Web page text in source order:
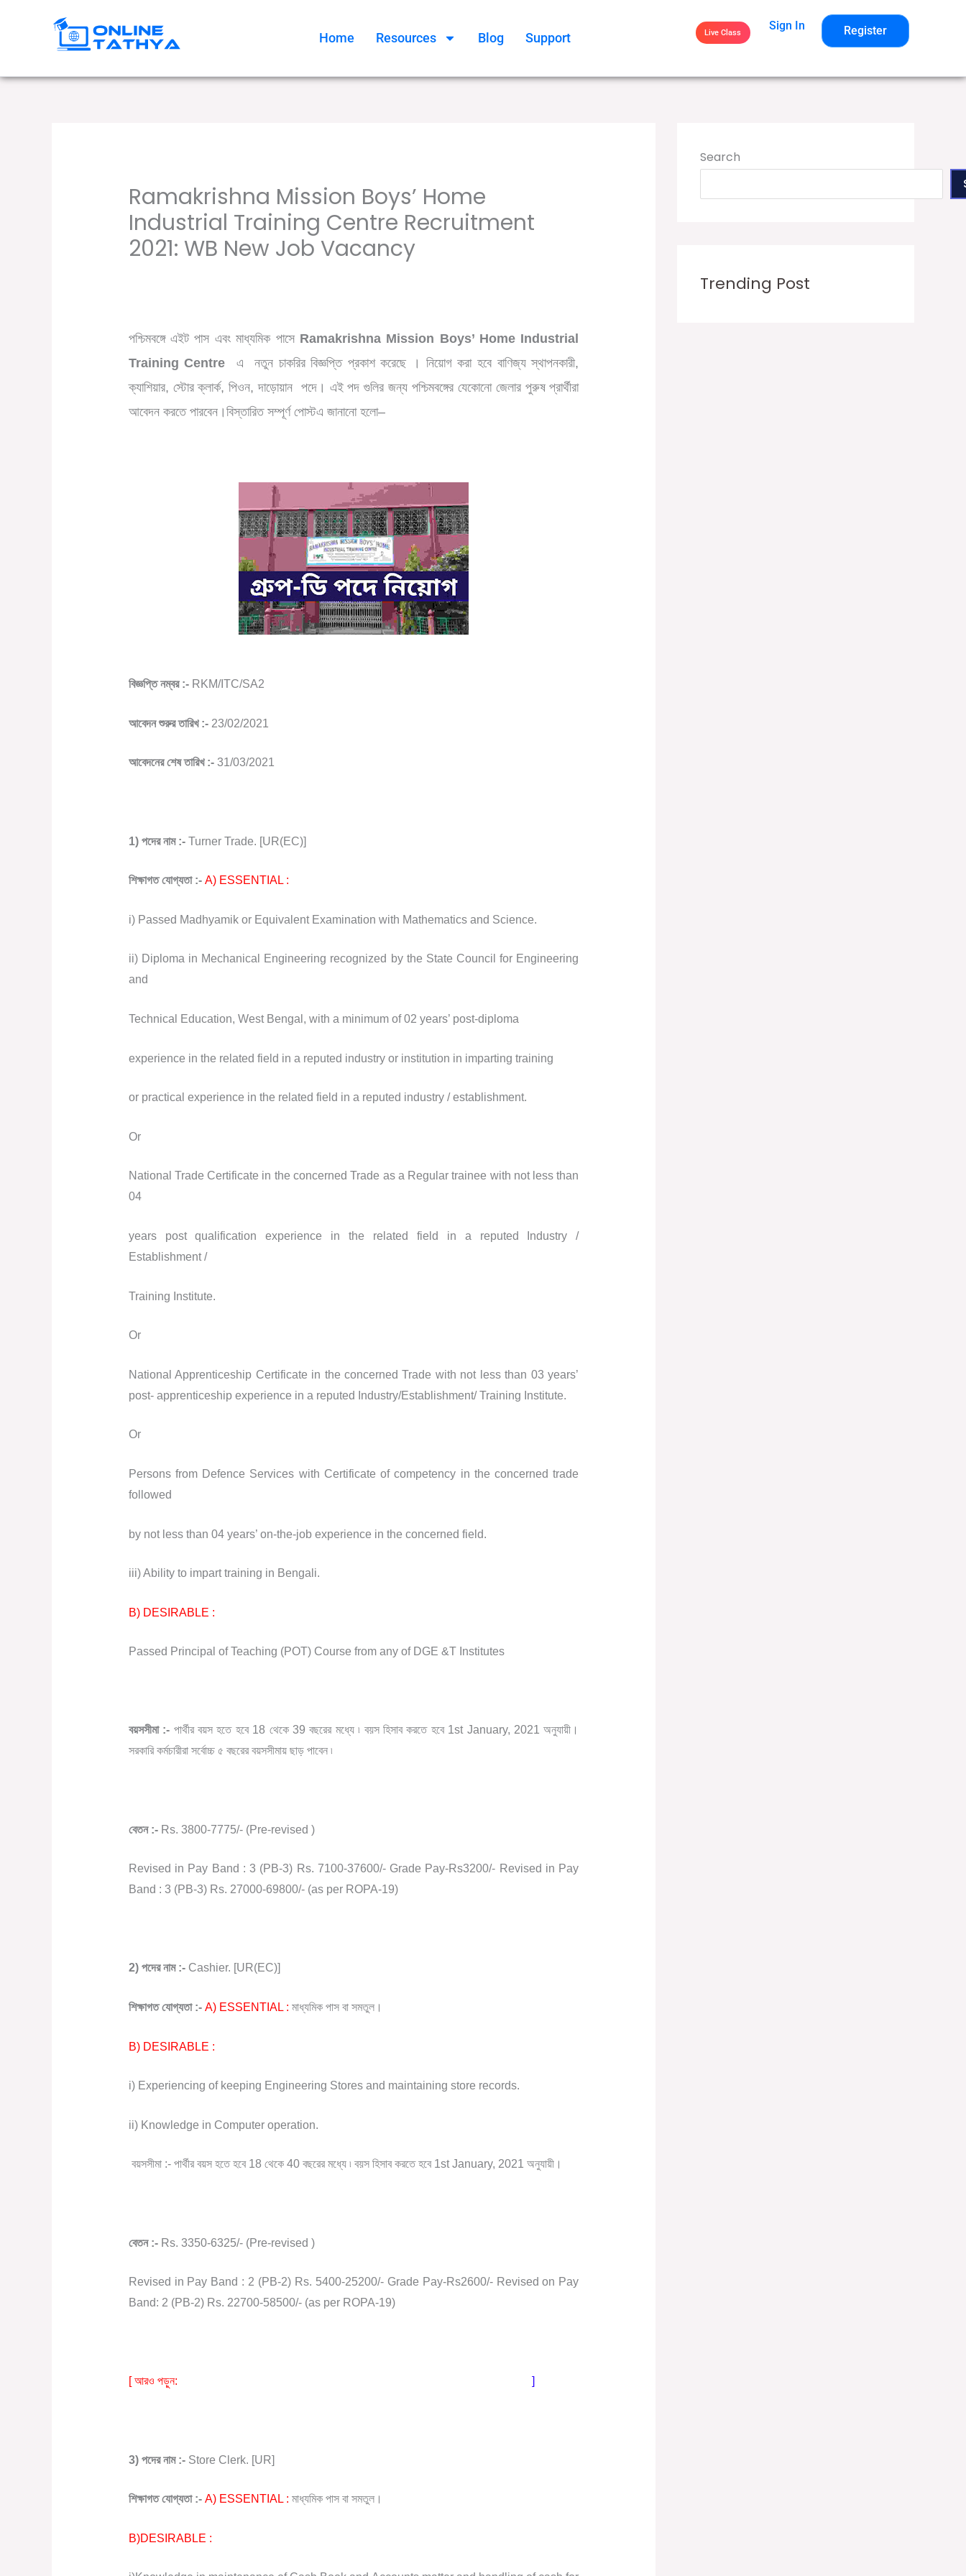
Home Resources Blog Support Live Class
Sign In Register
Ramakrishna Mission Boys’ Home
Industrial Training Centre Recruitment
2021: WB New Job Vacancy
পশ্চিমবঙ্গে এইট পাস এবং মাধ্যমিক পাসে Ramakrishna Mission Boys’ Home Industrial
Training Centre
এ নতুন চাকরির বিজ্ঞপ্তি প্রকাশ করেছে । নিয়োগ করা হবে বাণিজ্য স্থাপনকারী,
ক্যাশিয়ার, স্টোর ক্লার্ক,পিওন,দাড়োয়ান পদে। এই পদ গুলির জন্য পশ্চিমবঙ্গের যেকোনো জেলার পুরুষ প্রার্থীরা
আবেদন করতে পারবেন।বিস্তারিত সম্পূর্ণ পোস্টএ জানানো হলো–
বিজ্ঞপ্তি নম্বর:-RKM/ITC/SA2
আবেদন শুরুর তারিখ:-23/02/2021
আবেদনের শেষ তারিখ:-31/03/2021
1) পদের নাম:-Turner Trade. [UR(EC)]
শিক্ষাগত যোগ্যতা:- A) ESSENTIAL :
i) Passed Madhyamik or Equivalent Examination with Mathematics and Science.
ii) Diploma in Mechanical Engineering recognized by the State Council for Engineering
and
Technical Education, West Bengal, with a minimum of 02 years’ post-diploma
experience in the related field in a reputed industry or institution in imparting training
or practical experience in the related field in a reputed industry / establishment.
Or
National Trade Certificate in the concerned Trade as a Regular trainee with not less than
04
years post qualification experience in the related field in a reputed Industry /
Establishment /
Training Institute.
Or
National Apprenticeship Certificate in the concerned Trade with not less than 03 years’
post- apprenticeship experience in a reputed Industry/Establishment/ Training Institute.
Or
Persons from Defence Services with Certificate of competency in the concerned trade
followed
by not less than 04 years’ on-the-job experience in the concerned field.
iii) Ability to impart training in Bengali.
B) DESIRABLE :
Passed Principal of Teaching (POT) Course from any of DGE &T Institutes
বয়সসীমা:- পার্থীর বয়স হতে হবে18 থেকে39বছরের মধ্যে ৷ বয়স হিসাব করতে হবে1st January, 2021অনুযায়ী।
সরকারি কর্মচারীরা সর্বোচ্চ ৫ বছরের বয়সসীমায় ছাড় পাবেন ৷
বেতন:-Rs. 3800-7775/- (Pre-revised )
Revised in Pay Band : 3 (PB-3) Rs. 7100-37600/- Grade Pay-Rs3200/- Revised in Pay
Band : 3 (PB-3) Rs. 27000-69800/- (as per ROPA-19)
2) পদের নাম:-Cashier. [UR(EC)]
শিক্ষাগত যোগ্যতা:- A) ESSENTIAL : মাধ্যমিক পাস বা সমতুল।
B) DESIRABLE :
i) Experiencing of keeping Engineering Stores and maintaining store records.
ii) Knowledge in Computer operation.
বয়সসীমা:- পার্থীর বয়স হতে হবে18 থেকে40 বছরের মধ্যে ৷ বয়স হিসাব করতে হবে1st January, 2021 অনুযায়ী।
বেতন:-Rs. 3350-6325/- (Pre-revised )
Revised in Pay Band : 2 (PB-2) Rs. 5400-25200/- Grade Pay-Rs2600/- Revised on Pay
Band: 2 (PB-2) Rs. 22700-58500/- (as per ROPA-19)
[ আরও পড়ুন: ]
3) পদের নাম:-Store Clerk. [UR]
শিক্ষাগত যোগ্যতা:- A) ESSENTIAL : মাধ্যমিক পাস বা সমতুল।
B)DESIRABLE :
Search
Trending Post